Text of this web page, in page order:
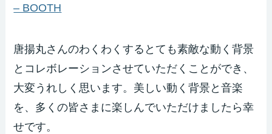
– BOOTH
唐揚丸さんのわくわくするとても素敵な動く背景
とコレボレーションさせていただくことができ、
大変うれしく思います。美しい動く背景と音楽
を、多くの皆さまに楽しんでいただけましたら幸
せです。